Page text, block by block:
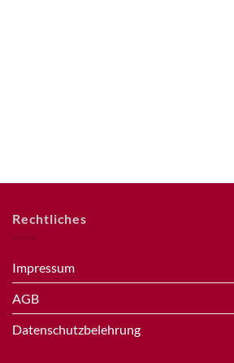
Rechtliches
Impressum
AGB
Datenschutzbelehrung